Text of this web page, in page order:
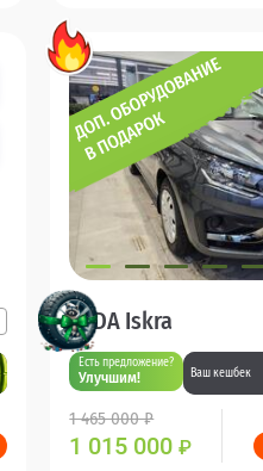
LADA Iskra
Есть предложение?
Улучшим! Ваш кешбек
1 465 000 ₽
1 015 000₽